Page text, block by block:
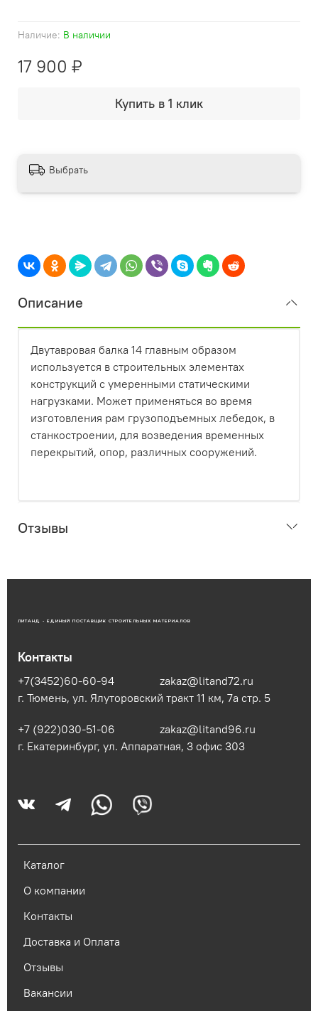
Наличие: В наличии
17 900 ₽
Купить в 1 клик
Выбрать
Описание
Двутавровая балка 14 главным образом
используется в строительных элементах
конструкций с умеренными статическими
нагрузками. Может применяться во время
изготовления рам грузоподъемных лебедок, в
станкостроении, для возведения временных
перекрытий, опор, различных сооружений.
Отзывы
ЛИТАНД - ЕДИНЫЙ ПОСТАВЩИК СТРОИТЕЛЬНЫХ МАТЕРИАЛОВ
Каталог
О компании
Контакты
Доставка и Оплата
Отзывы
Вакансии
Контакты
+7(3452)60-60-94
zakaz@litand72.ru
г. Тюмень, ул. Ялуторовский тракт 11 км, 7а стр. 5
+7 (922)030-51-06
zakaz@litand96.ru
г. Екатеринбург, ул. Аппаратная, 3​ офис 303